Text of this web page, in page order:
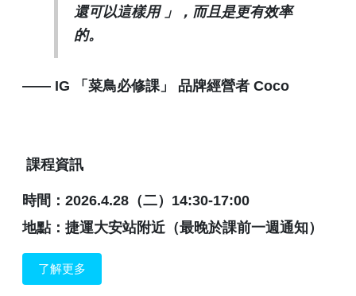
還可以這樣用 」，而且是更有效率
的。
—— IG 「菜鳥必修課」 品牌經營者 Coco
課程資訊
時間：2026.4.28（二）14:30-17:00
地點：捷運大安站附近（最晚於課前一週通知）
了解更多